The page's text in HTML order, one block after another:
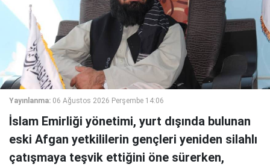
Yayınlanma: 06 Ağustos 2026 Perşembe 14:06
İslam Emirliği yönetimi, yurt dışında bulunan
eski Afgan yetkililerin gençleri yeniden silahlı
çatışmaya teşvik ettiğini öne sürerken,